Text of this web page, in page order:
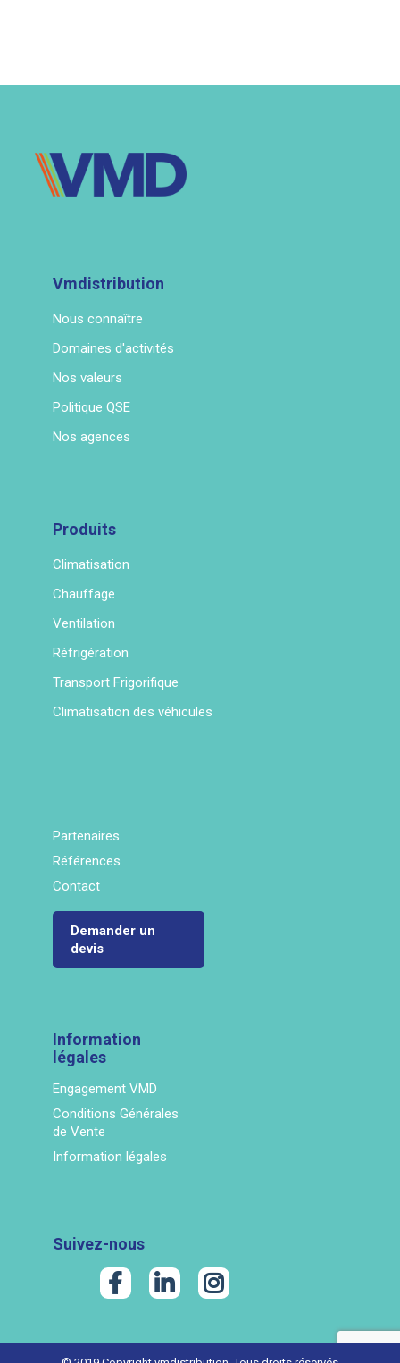
Vmdistribution
Nous connaître
Domaines d'activités
Nos valeurs
Politique QSE
Nos agences
Produits
Climatisation
Chauffage
Ventilation
Réfrigération
Transport Frigorifique
Climatisation des véhicules
Partenaires
Références
Contact
Demander un
devis
Information
légales
Engagement VMD
Conditions Générales
de Vente
Information légales
Suivez-nous